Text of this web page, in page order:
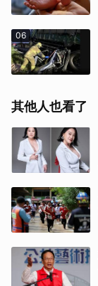
06
其他人也看了